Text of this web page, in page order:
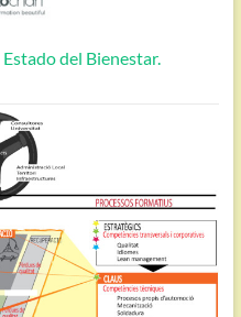
del Bienestar.